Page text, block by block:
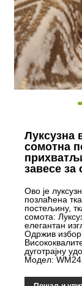
Луксузна
сомотна
завесе за
Ово је
позлаћена
постељину,
сомота:
елегантан
Одржив
дуготрајну
Модел: